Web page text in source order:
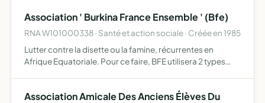
Association ' Burkina France Ensemble ' (Bfe)
RNA W101000338 · Santé et action sociale · Créée en 1985
Lutter contre la disette ou la famine, récurrentes en
Afrique Equatoriale. Pour ce faire, BFE utilisera 2 types
Association Amicale Des Anciens Élèves Du